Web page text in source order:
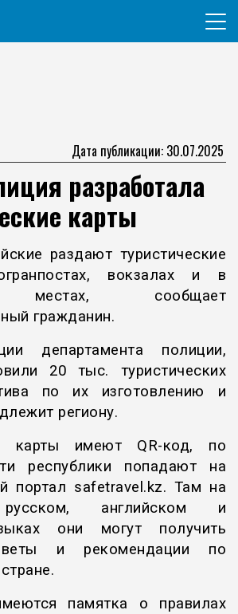
гражданин
Дата публикации: 30.07.2025
разработала
карты
раздают туристические
вокзалах и в
местах, сообщает
гражданин.
департамента полиции,
20 тыс. туристических
по их изготовлению и
региону.
карты имеют QR-код, по
республики попадают на
портал safetravel.kz. Там на
русском, английском и
они могут получить
и рекомендации по
памятка о правилах